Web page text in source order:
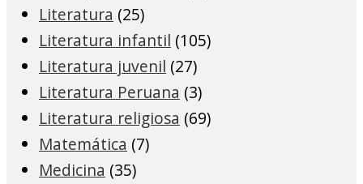
Literatura (25)
Literatura infantil (105)
Literatura juvenil (27)
Literatura Peruana (3)
Literatura religiosa (69)
Matemática (7)
Medicina (35)